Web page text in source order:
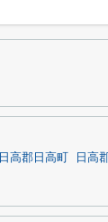
日高郡日高町
日高